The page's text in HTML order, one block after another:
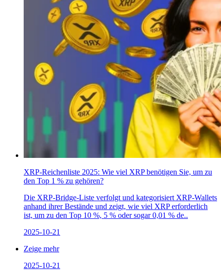
XRP-Reichenliste 2025: Wie viel XRP benötigen Sie, um zu
den Top 1 % zu gehören?
Die XRP-Bridge-Liste verfolgt und kategorisiert XRP-Wallets
anhand ihrer Bestände und zeigt, wie viel XRP erforderlich
ist, um zu den Top 10 %, 5 % oder sogar 0,01 % de..
2025-10-21
Zeige mehr
2025-10-21